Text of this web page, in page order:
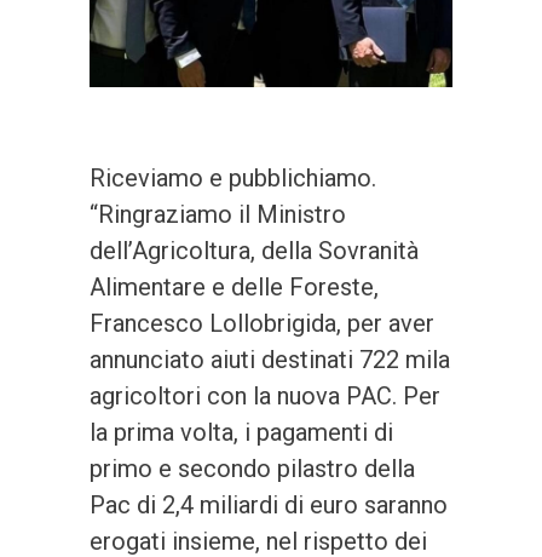
Riceviamo e pubblichiamo.
“Ringraziamo il Ministro
dell’Agricoltura, della Sovranità
Alimentare e delle Foreste,
Francesco Lollobrigida, per aver
annunciato aiuti destinati 722 mila
agricoltori con la nuova PAC. Per
la prima volta, i pagamenti di
primo e secondo pilastro della
Pac di 2,4 miliardi di euro saranno
erogati insieme, nel rispetto dei